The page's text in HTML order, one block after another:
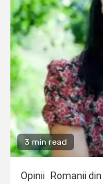
3 min read
Opinii Romanii